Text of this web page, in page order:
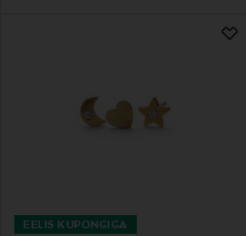
EELIS KUPONGIGA